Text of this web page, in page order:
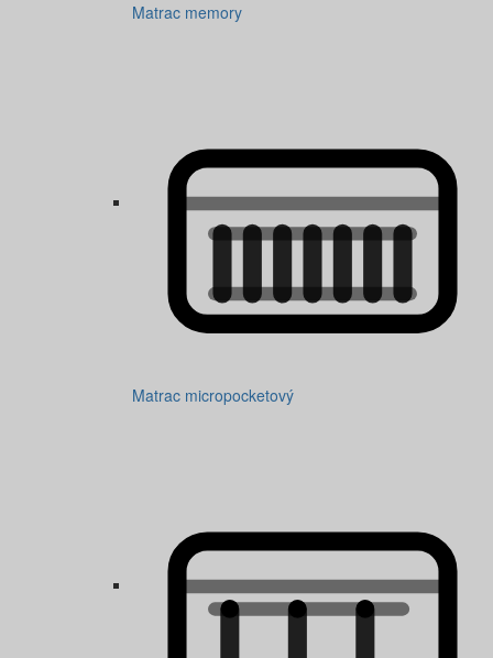
Matrac memory
Matrac micropocketový